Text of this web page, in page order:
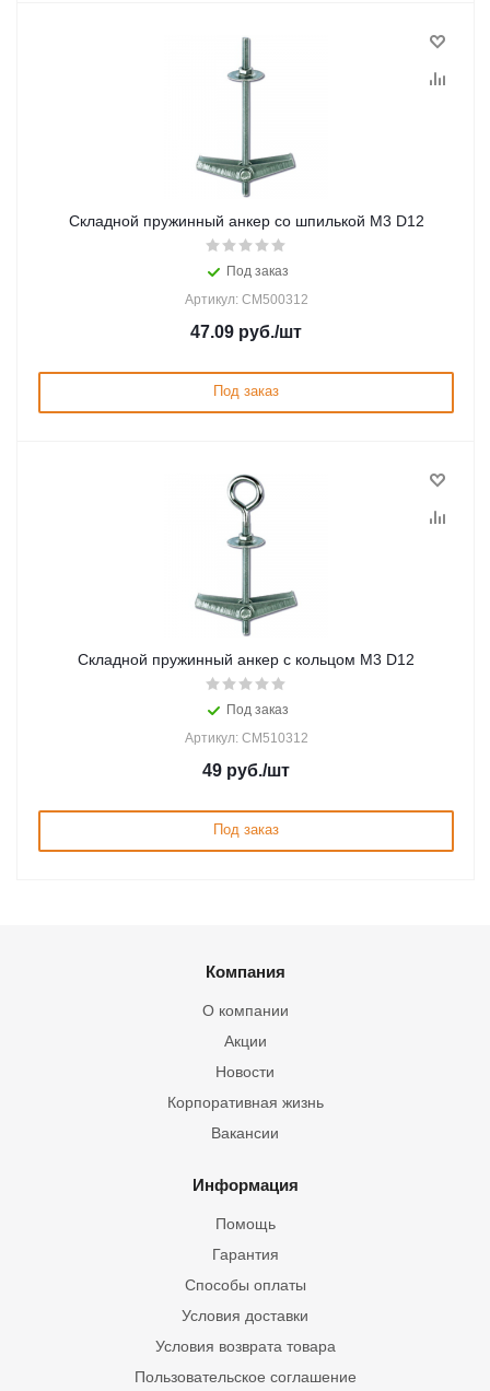
Складной пружинный анкер со шпилькой М3 D12
Под заказ
Артикул: CM500312
47.09 руб./шт
Под заказ
Складной пружинный анкер с кольцом M3 D12
Под заказ
Артикул: CM510312
49 руб./шт
Под заказ
Компания
О компании
Акции
Новости
Корпоративная жизнь
Вакансии
Информация
Помощь
Гарантия
Способы оплаты
Условия доставки
Условия возврата товара
Пользовательское соглашение